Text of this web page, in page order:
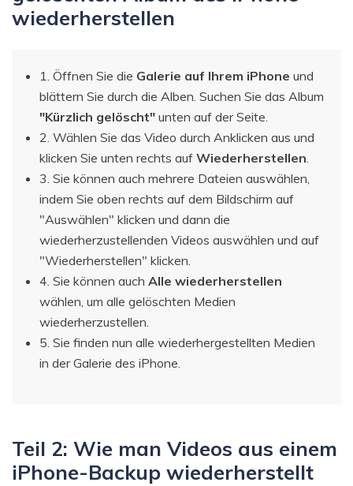
wiederherstellen
1. Öffnen Sie die Galerie auf Ihrem iPhone und
blättern Sie durch die Alben. Suchen Sie das Album
"Kürzlich gelöscht" unten auf der Seite.
2. Wählen Sie das Video durch Anklicken aus und
klicken Sie unten rechts auf Wiederherstellen.
3. Sie können auch mehrere Dateien auswählen,
indem Sie oben rechts auf dem Bildschirm auf
"Auswählen" klicken und dann die
wiederherzustellenden Videos auswählen und auf
"Wiederherstellen" klicken.
4. Sie können auch Alle wiederherstellen
wählen, um alle gelöschten Medien
wiederherzustellen.
5. Sie finden nun alle wiederhergestellten Medien
in der Galerie des iPhone.
Teil 2: Wie man Videos aus einem
iPhone-Backup wiederherstellt